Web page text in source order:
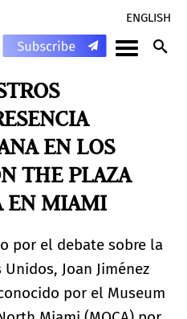
ENGLISH
EN LOS
THE PLAZA
EN MIAMI
por el debate sobre la
Joan Jiménez
por el Museum